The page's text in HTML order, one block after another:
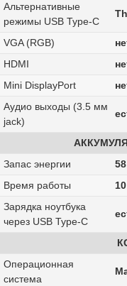
Альтернативные
режимы USB Type-C
VGA (RGB)
HDMI
Mini DisplayPort
Аудио выходы (3.5 мм
jack)
Запас энергии
Время работы
Зарядка ноутбука
через USB Type-C
Операционная
система